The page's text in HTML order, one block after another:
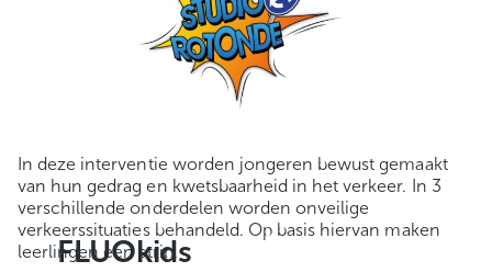
In deze interventie worden jongeren bewust gemaakt
van hun gedrag en kwetsbaarheid in het verkeer. In 3
verschillende onderdelen worden onveilige
verkeerssituaties behandeld. Op basis hiervan maken
leerlingen een strip.
FLUOkids